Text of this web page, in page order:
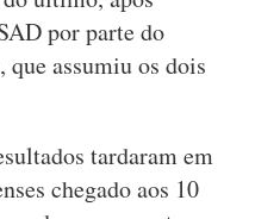
por parte do
que assumiu os dois
tardaram em
chegado aos 10